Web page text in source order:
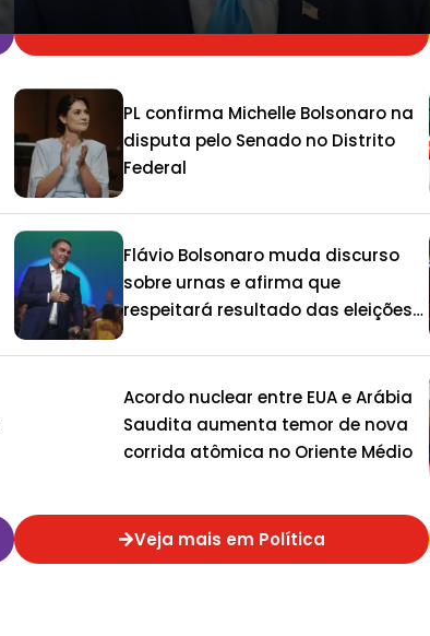
PL confirma Michelle Bolsonaro na
disputa pelo Senado no Distrito
Federal
Flávio Bolsonaro muda discurso
sobre urnas e afirma que
respeitará resultado das eleições
Acordo nuclear entre EUA e Arábia
Saudita aumenta temor de nova
corrida atômica no Oriente Médio
Veja mais em Política